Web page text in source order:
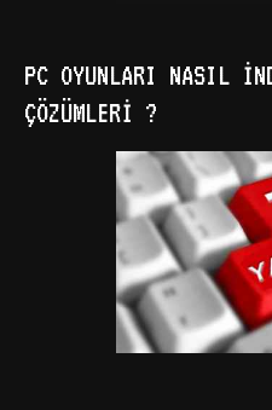
PC OYUNLARI NASIL
ÇÖZÜMLERI ?